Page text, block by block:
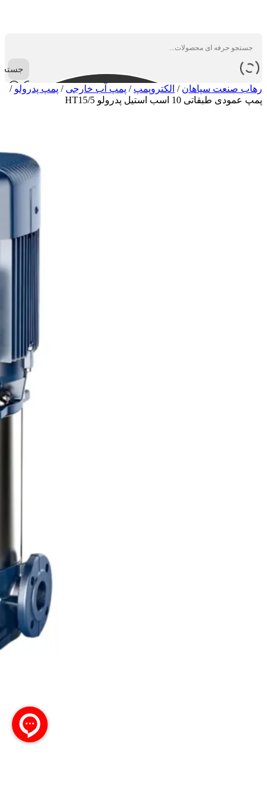
رهاب صنعت سپاهان / الکتروپمپ / پمپ آب خارجی / پمپ پدرولو /
پمپ عمودی طبقاتی 10 اسب استیل پدرولو HT15/5